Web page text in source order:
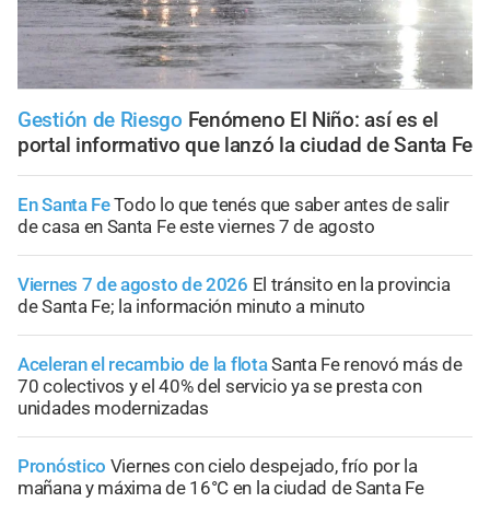
Gestión de Riesgo Fenómeno El Niño: así es el
portal informativo que lanzó la ciudad de Santa Fe
En Santa FeTodo lo que tenés que saber antes de salir
de casa en Santa Fe este viernes 7 de agosto
Viernes 7 de agosto de 2026 El tránsito en la provincia
de Santa Fe; la información minuto a minuto
Aceleran el recambio de la flotaSanta Fe renovó más de
70 colectivos y el 40% del servicio ya se presta con
unidades modernizadas
Pronóstico Viernes con cielo despejado, frío por la
mañana y máxima de 16°C en la ciudad de Santa Fe